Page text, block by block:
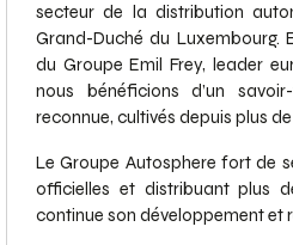
secteur de la distribution
Grand-Duché du Luxembourg.
du Groupe Emil Frey, leader
nous bénéficions d’un
reconnue, cultivés depuis plus de
Le Groupe Autosphere fort de
officielles et distribuant plus
continue son développement et